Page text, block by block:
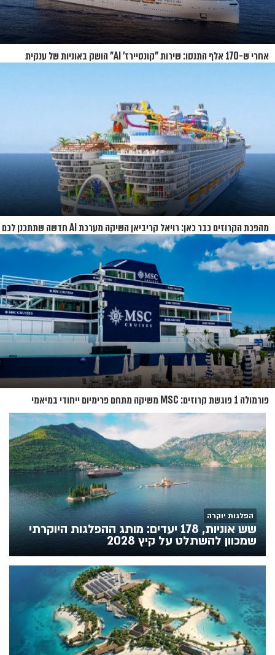
אחרי ש-170 אלף התנסו: שירות "קונסיירז' AI" הושק באוניות של ענקית
מהפכת הקרוזים כבר כאן: רויאל קריביאן השיקה מערכת AI חדשה שתתכנן לכם
את כל ההפלגה
פורמולה 1 פוגשת קרוזים: MSC משיקה מתחם פרימיום ייחודי במיאמי
הפלגות יוקרה
שש אוניות, 178 יעדים: מותג ההפלגות היוקרתי
שמכוון להשתלט על קיץ 2028